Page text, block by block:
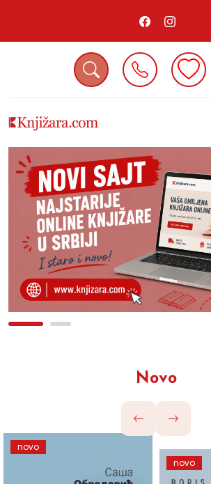
Novo
novo
novo